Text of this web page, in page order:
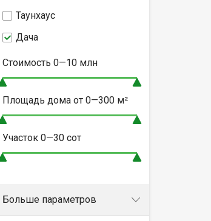
Таунхаус
Дача
Стоимость 0—10млн
Площадь дома от 0—300м²
Участок 0—30сот
Больше параметров